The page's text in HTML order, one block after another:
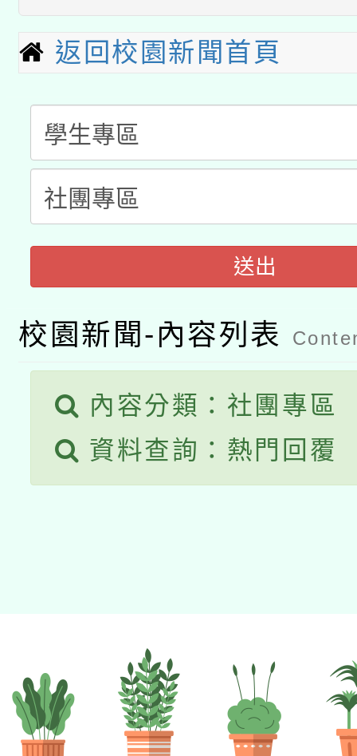
招)
本館辦理115年度閱讀
暨閱讀推動專業研習
科技賦能─人工智慧
礎課程
「數位內容與教學軟體
pilot」
有關大陸委員會函釋公
薪期間赴陸應申請許可
轉知經濟部水利署委託
業技術研究院辦理「
動」
115年8月22日(星期六
開 智慧啟航」
2026年桃園地景藝術
返回校園新聞首頁
送出
校園新聞-內容列表
內容分類：社團專區
資料查詢：熱門回覆